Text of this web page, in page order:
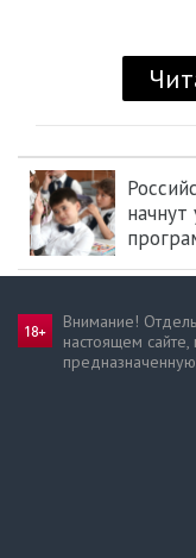
начнут
Внимание!
настоящем